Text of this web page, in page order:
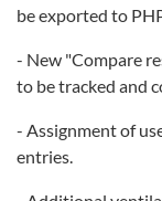
be exported to
- New "Compare
to be tracked and
- Assignment of
entries.